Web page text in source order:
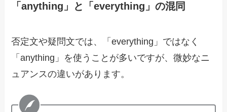
「anything」と「everything」の混同
否定文や疑問文では、「everything」ではなく
「anything」を使うことが多いですが、微妙なニ
ュアンスの違いがあります。